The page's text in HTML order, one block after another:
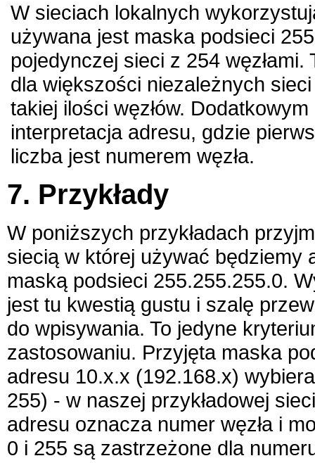
W sieciach lokalnych
używana jest maska podsieci
pojedynczej sieci z 254
dla większości niezależnych
takiej ilości węzłów.
interpretacja adresu, gdzie
liczba jest numerem węzła.
7. Przykłady
W poniższych przykładach
siecią w której używać
maską podsieci 255.255.255.0.
jest tu kwestią gustu i szalę
do wpisywania. To jedyne
zastosowaniu. Przyjęta maska
adresu 10.x.x (192.168.x)
255) - w naszej przykładowej
adresu oznacza numer węzła i
0 i 255 są zastrzeżone dla